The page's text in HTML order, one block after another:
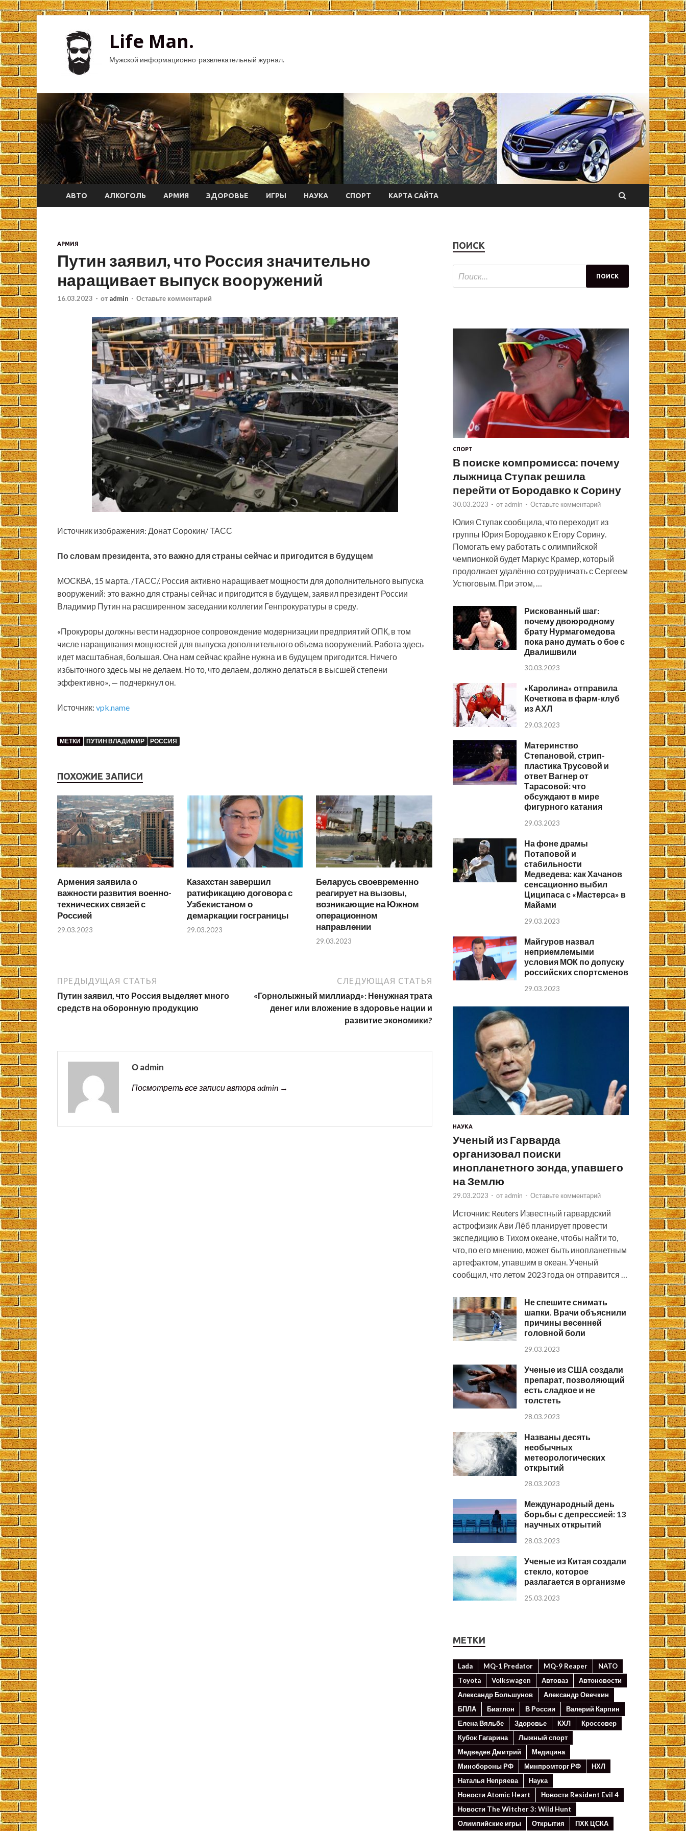
Life Man.
Мужской информационно-развлекательный журнал.
АВТО АЛКОГОЛЬ АРМИЯ ЗДОРОВЬЕ ИГРЫ НАУКА СПОРТ КАРТА САЙТА
АРМИЯ
Путин заявил, что Россия значительно
наращивает выпуск вооружений
16.03.2023 - от admin - Оставьте комментарий
Источник изображения: Донат Сорокин/ ТАСС
По словам президента, это важно для страны сейчас и пригодится в будущем
МОСКВА, 15 марта. /ТАСС/. Россия активно наращивает мощности для дополнительного выпуска
вооружений: это важно для страны сейчас и пригодится в будущем, заявил президент России
Владимир Путин на расширенном заседании коллегии Генпрокуратуры в среду.
«Прокуроры должны вести надзорное сопровождение модернизации предприятий ОПК, в том
числе наращивания мощностей для выпуска дополнительного объема вооружений. Работа здесь
идет масштабная, большая. Она нам сейчас крайне нужна и в будущем пригодится. Ничего
избыточного здесь мы не делаем. Но то, что делаем, должно делаться в высшей степени
эффективно», — подчеркнул он.
Источник: vpk.name
МЕТКИ ПУТИН ВЛАДИМИР РОССИЯ
ПОХОЖИЕ ЗАПИСИ
Армения заявила о
важности развития военно-
технических связей с
Россией
29.03.2023
Казахстан завершил
ратификацию договора с
Узбекистаном о
демаркации госграницы
29.03.2023
Беларусь своевременно
реагирует на вызовы,
возникающие на Южном
операционном
направлении
29.03.2023
ПРЕДЫДУЩАЯ СТАТЬЯ
Путин заявил, что Россия выделяет много
средств на оборонную продукцию
СЛЕДУЮЩАЯ СТАТЬЯ
«Горнолыжный миллиард»: Ненужная трата
денег или вложение в здоровье нации и
развитие экономики?
О admin
Посмотреть все записи автора admin →
ПОИСК
СПОРТ
В поиске компромисса: почему
лыжница Ступак решила
перейти от Бородавко к Сорину
30.03.2023 - от admin - Оставьте комментарий
Юлия Ступак сообщила, что переходит из
группы Юрия Бородавко к Егору Сорину.
Помогать ему работать с олимпийской
чемпионкой будет Маркус Крамер, который
продолжает удалённо сотрудничать с Сергеем
Устюговым. При этом, …
Рискованный шаг:
почему двоюродному
брату Нурмагомедова
пока рано думать о бое с
Двалишвили
30.03.2023
«Каролина» отправила
Кочеткова в фарм-клуб
из АХЛ
29.03.2023
Материнство
Степановой, стрип-
пластика Трусовой и
ответ Вагнер от
Тарасовой: что
обсуждают в мире
фигурного катания
29.03.2023
На фоне драмы
Потаповой и
стабильности
Медведева: как Хачанов
сенсационно выбил
Циципаса с «Мастерса» в
Майами
29.03.2023
Майгуров назвал
неприемлемыми
условия МОК по допуску
российских спортсменов
29.03.2023
НАУКА
Ученый из Гарварда
организовал поиски
инопланетного зонда, упавшего
на Землю
29.03.2023 - от admin - Оставьте комментарий
Источник: Reuters Известный гарвардский
астрофизик Ави Лёб планирует провести
экспедицию в Тихом океане, чтобы найти то,
что, по его мнению, может быть инопланетным
артефактом, упавшим в океан. Ученый
сообщил, что летом 2023 года он отправится …
Не спешите снимать
шапки. Врачи объяснили
причины весенней
головной боли
29.03.2023
Ученые из США создали
препарат, позволяющий
есть сладкое и не
толстеть
28.03.2023
Названы десять
необычных
метеорологических
открытий
28.03.2023
Международный день
борьбы с депрессией: 13
научных открытий
28.03.2023
Ученые из Китая создали
стекло, которое
разлагается в организме
25.03.2023
МЕТКИ
Lada MQ-1 Predator MQ-9 Reaper
NATO
Toyota
Volkswagen Автоваз
Автоновости
Александр Большунов
Александр Овечкин
БПЛА
Биатлон В России
Валерий Карпин
Елена Вяльбе
Здоровье КХЛ
Кроссовер
Кубок Гагарина
Лыжный спорт
Медведев Дмитрий
Медицина
Минoбороны РФ
Минпромторг РФ
НХЛ
Наталья Непряева
Наука
Новости Atomic Heart
Новости Resident Evil 4
Новости The Witcher 3: Wild Hunt
Олимпийские игры
Открытия ПХК ЦСКА